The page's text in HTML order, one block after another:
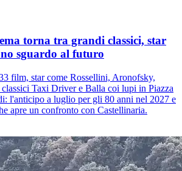
torna tra grandi classici, star
sguardo al futuro
film, star come Rossellini, Aronofsky,
Taxi Driver e Balla coi lupi in Piazza
l'anticipo a luglio per gli 80 anni nel 2027 e
apre un confronto con Castellinaria.